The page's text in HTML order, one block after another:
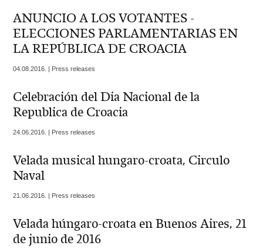
ANUNCIO A LOS VOTANTES -
ELECCIONES PARLAMENTARIAS EN
LA REPÚBLICA DE CROACIA
04.08.2016. | Press releases
Celebración del Dia Nacional de la
Republica de Croacia
24.06.2016. | Press releases
Velada musical hungaro-croata, Circulo
Naval
21.06.2016. | Press releases
Velada húngaro-croata en Buenos Aires, 21
de junio de 2016